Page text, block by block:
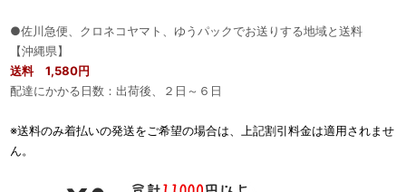
●佐川急便、クロネコヤマト、ゆうパックでお送りする地域と送料
【沖縄県】
送料 1,580円
配達にかかる日数：出荷後、２日～６日
※送料のみ着払いの発送をご希望の場合は、上記割引料金は適用されませ
ん。